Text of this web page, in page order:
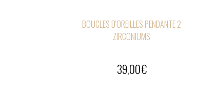
BOUCLES D'OREILLES PENDANTE 2
ZIRCONIUMS
39,00€